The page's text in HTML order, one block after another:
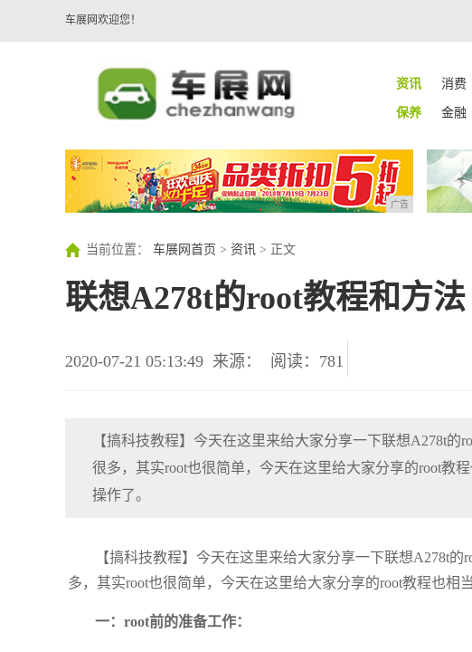
车展网欢迎您！
资讯 消费
保养
金融
广告
当前位置： 车展网首页 > 资讯 > 正文
联想A278t的root教程和方法
2020-07-21 05:13:49 来源： 阅读：781
【搞科技教程】今天在这里来给大家分享一下联想A278t
很多，其实root也很简单，今天在这里给大家分享的root教
操作了。
【搞科技教程】今天在这里来给大家分享一下联想A278t
多，其实root也很简单，今天在这里给大家分享的root教程也相
一：root前的准备工作：